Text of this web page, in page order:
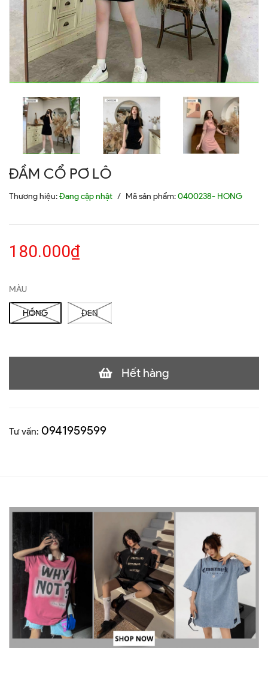
ĐẦM CỔ PƠ LÔ
Thương hiệu:Đang cập nhật / Mã sản phẩm:0400238- HONG
180.000₫
MÀU
HỒNG ĐEN
Hết hàng
Tư vấn: 0941959599